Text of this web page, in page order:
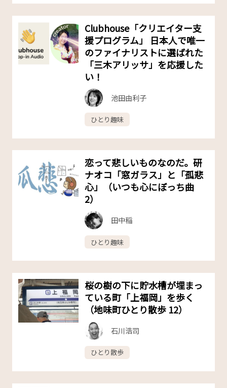
Clubhouse「クリエイター支
援プログラム」 日本人で唯一
のファイナリストに選ばれた
「三木アリッサ」を応援した
い！
池田由利子
ひとり趣味
恋って悲しいものなのだ。研
ナオコ「窓ガラス」と「孤悲
心」（いつも心にぼっち曲
2）
田中稲
ひとり趣味
桜の樹の下に貯水槽が埋まっ
ている町「上福岡」を歩く
（地味町ひとり散歩 12）
石川浩司
ひとり散歩